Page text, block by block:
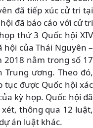
đã tiếp xúc cử tri tại
đã báo cáo với cử tri
thứ 3 Quốc hội XIV
của Thái Nguyên –
nằm trong số 17
Trung ương. Theo đó,
được Quốc hội xác
kỳ họp. Quốc hội đã
thông qua 12 luật,
án luật khác.